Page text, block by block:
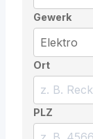
Gewerk
Ort
PLZ